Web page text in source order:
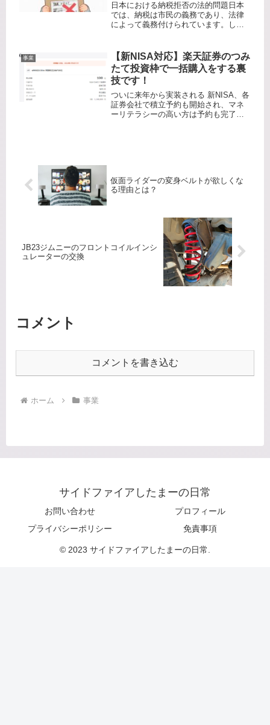
日本における納税拒否の法的問題日本
では、納税は市民の義務であり、法律
によって義務付けられています。しか
な法的な問題を引き起こす可能性があ
ります。以下では、その法的な問題に
つ...
事業
【新NISA対応】楽天証券のつみ
たて投資枠で一括購入をする裏
技です！
ついに来年から実装される 新NISA、各
証券会社で積立予約も開始され、マネ
ーリテラシーの高い方は予約も完了さ
仮面ライダーの変身ベルトが欲しくな
る理由とは？
JB23ジムニーのフロントコイルインシ
ュレーターの交換
コメント
コメントを書き込む
ホーム 事業
サイドファイアしたまーの日常
お問い合わせ
プロフィール
プライバシーポリシー
免責事項
© 2023 サイドファイアしたまーの日常.